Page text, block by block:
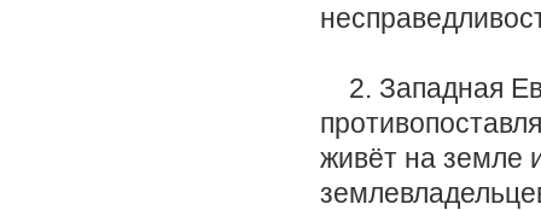
2. Западная
живёт на земле